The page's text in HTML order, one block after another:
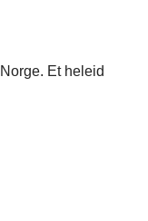
Et heleid